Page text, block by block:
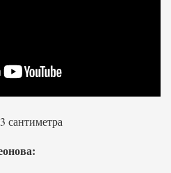
сантиметра